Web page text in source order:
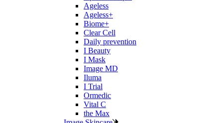
Ageless
Ageless+
Biome+
Clear Cell
Daily prevention
I Beauty
I Mask
Image MD
Iluma
I Trial
Ormedic
Vital C
the Max